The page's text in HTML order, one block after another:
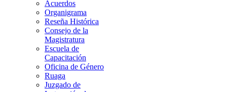
Acuerdos
Organigrama
Reseña Histórica
Consejo de la
Magistratura
Escuela de
Capacitación
Oficina de Género
Ruaga
Juzgado de